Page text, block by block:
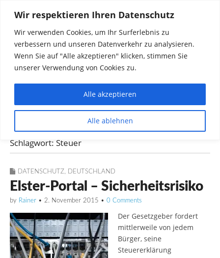
Wir respektieren Ihren Datenschutz
Wir verwenden Cookies, um Ihr Surferlebnis zu
verbessern und unseren Datenverkehr zu analysieren.
Wenn Sie auf "Alle akzeptieren" klicken, stimmen Sie
unserer Verwendung von Cookies zu.
Alle ablehnen
Alle akzeptieren
Rainer in Krawickel
Dinge die mich interessieren diskutieren
Schlagwort: Steuer
DATENSCHUTZ, DEUTSCHLAND
Elster-Portal – Sicherheitsrisiko
by Rainer • 2. November 2015 • 0 Comments
Der Gesetzgeber fordert
mittlerweile von jedem
Bürger, seine
Steuererklärung